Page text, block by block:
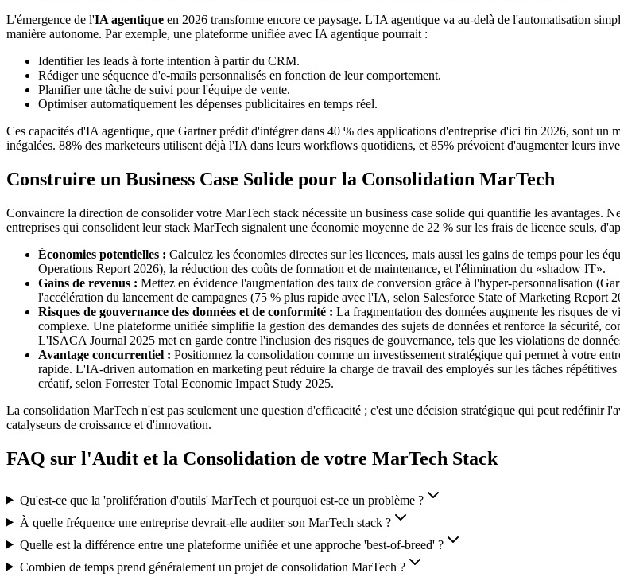
L'émergence de l'IA agentique en 2026 transforme encore ce paysage. L'IA agentique va au-delà de l'automatisation
manière autonome. Par exemple, une plateforme unifiée avec IA agentique pourrait :
Identifier les leads à forte intention à partir du CRM.
Rédiger une séquence d'e-mails personnalisés en fonction de leur comportement.
Planifier une tâche de suivi pour l'équipe de vente.
Optimiser automatiquement les dépenses publicitaires en temps réel.
Ces capacités d'IA agentique, que Gartner prédit d'intégrer dans 40 % des applications d'entreprise d'ici fin 2026, sont
inégalées. 88% des marketeurs utilisent déjà l'IA dans leurs workflows quotidiens, et 85% prévoient d'augmenter leurs
Construire un Business Case Solide pour la Consolidation MarTech
Convaincre la direction de consolider votre MarTech stack nécessite un business case solide qui quantifie les avantages.
entreprises qui consolident leur stack MarTech signalent une économie moyenne de 22 % sur les frais de licence seuls,
Économies potentielles : Calculez les économies directes sur les licences, mais aussi les gains de temps pour les
Operations Report 2026), la réduction des coûts de formation et de maintenance, et l'élimination du «shadow IT».
Gains de revenus : Mettez en évidence l'augmentation des taux de conversion grâce à l'hyper-personnalisation
l'accélération du lancement de campagnes (75 % plus rapide avec l'IA, selon Salesforce State of Marketing Report
Risques de gouvernance des données et de conformité : La fragmentation des données augmente les risques
complexe. Une plateforme unifiée simplifie la gestion des demandes des sujets de données et renforce la
L'ISACA Journal 2025 met en garde contre l'inclusion des risques de gouvernance, tels que les violations de
Avantage concurrentiel : Positionnez la consolidation comme un investissement stratégique qui permet à votre
rapide. L'IA-driven automation en marketing peut réduire la charge de travail des employés sur les tâches
créatif, selon Forrester Total Economic Impact Study 2025.
La consolidation MarTech n'est pas seulement une question d'efficacité ; c'est une décision stratégique qui peut redéfinir
catalyseurs de croissance et d'innovation.
FAQ sur l'Audit et la Consolidation de votre MarTech Stack
Qu'est-ce que la 'prolifération d'outils' MarTech et pourquoi est-ce un problème ?
À quelle fréquence une entreprise devrait-elle auditer son MarTech stack ?
Quelle est la différence entre une plateforme unifiée et une approche 'best-of-breed' ?
Combien de temps prend généralement un projet de consolidation MarTech ?